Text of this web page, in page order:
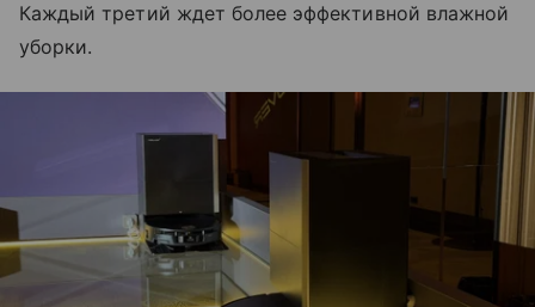
Каждый третий ждет более эффективной влажной
уборки.